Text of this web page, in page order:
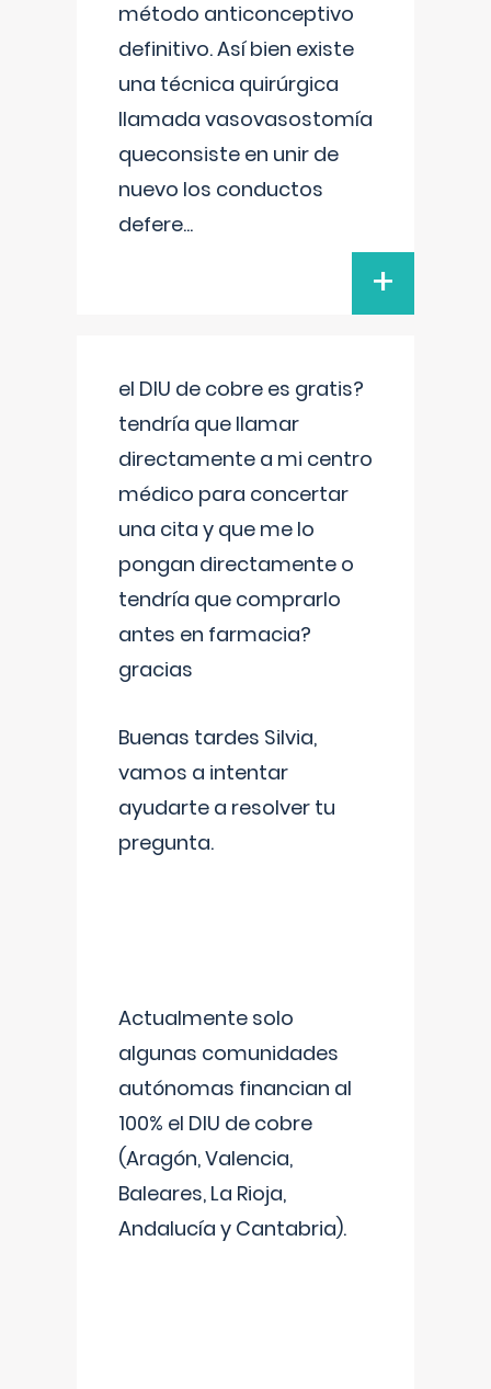
método anticonceptivo
definitivo. Así bien existe
una técnica quirúrgica
llamada vasovasostomía
queconsiste en unir de
nuevo los conductos
defere...
+
el DIU de cobre es gratis?
tendría que llamar
directamente a mi centro
médico para concertar
una cita y que me lo
pongan directamente o
tendría que comprarlo
antes en farmacia?
gracias
Buenas tardes Silvia,
vamos a intentar
ayudarte a resolver tu
pregunta.
Actualmente solo
algunas comunidades
autónomas financian al
100% el DIU de cobre
(Aragón, Valencia,
Baleares, La Rioja,
Andalucía y Cantabria).